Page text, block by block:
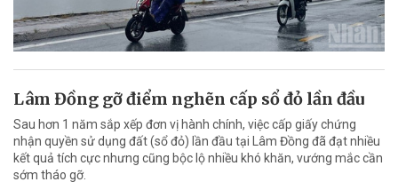
Lâm Đồng gỡ điểm nghẽn cấp sổ đỏ lần đầu
Sau hơn 1 năm sắp xếp đơn vị hành chính, việc cấp giấy chứng
nhận quyền sử dụng đất (sổ đỏ) lần đầu tại Lâm Đồng đã đạt nhiều
kết quả tích cực nhưng cũng bộc lộ nhiều khó khăn, vướng mắc cần
sớm tháo gỡ.